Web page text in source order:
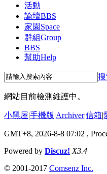
活動
論壇BBS
家園 Space
群組Group
BBS
幫助Help
網站目前檢測維護中。
小黑屋|手機版|Archiver|信箱|
GMT+8, 2026-8-8 07:02 ,
Powered by Discuz! X3.4
© 2001-2017 Comsenz Inc.